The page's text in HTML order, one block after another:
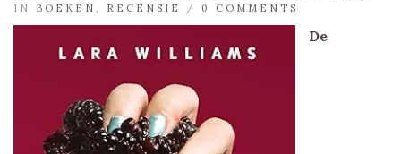
IN BOEKEN RECENSIE / 0 COMMENTS
De